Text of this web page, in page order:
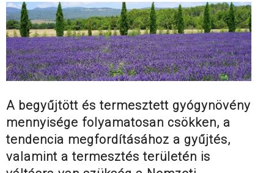
A begyűjtött és termesztett gyógynövény
mennyisége folyamatosan csökken, a
tendencia megfordításához a gyűjtés,
valamint a termesztés területén is